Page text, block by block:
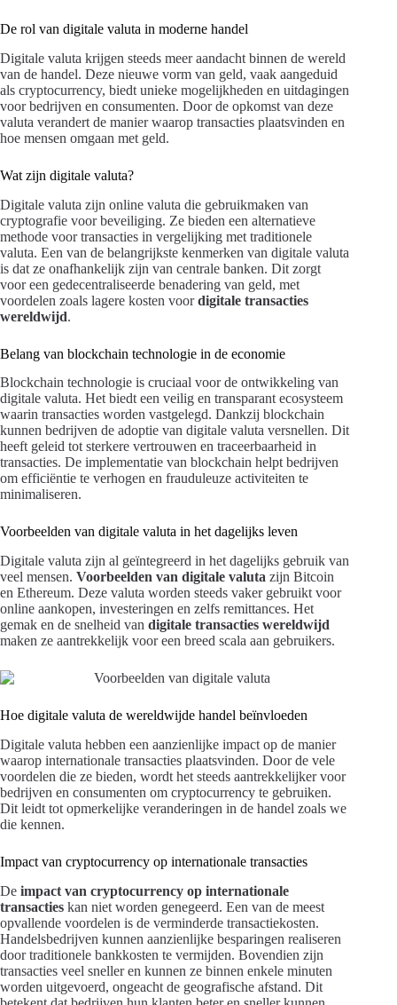
De rol van digitale valuta in moderne handel
Digitale valuta krijgen steeds meer aandacht binnen de wereld
van de handel. Deze nieuwe vorm van geld, vaak aangeduid
als cryptocurrency, biedt unieke mogelijkheden en uitdagingen
voor bedrijven en consumenten. Door de opkomst van deze
valuta verandert de manier waarop transacties plaatsvinden en
hoe mensen omgaan met geld.
Wat zijn digitale valuta?
Digitale valuta zijn online valuta die gebruikmaken van
cryptografie voor beveiliging. Ze bieden een alternatieve
methode voor transacties in vergelijking met traditionele
valuta. Een van de belangrijkste kenmerken van digitale valuta
is dat ze onafhankelijk zijn van centrale banken. Dit zorgt
voor een gedecentraliseerde benadering van geld, met
voordelen zoals lagere kosten voordigitale transacties
wereldwijd.
Belang van blockchain technologie in de economie
Blockchain technologie is cruciaal voor de ontwikkeling van
digitale valuta. Het biedt een veilig en transparant ecosysteem
waarin transacties worden vastgelegd. Dankzij blockchain
kunnen bedrijven de adoptie van digitale valuta versnellen. Dit
heeft geleid tot sterkere vertrouwen en traceerbaarheid in
transacties. De implementatie van blockchain helpt bedrijven
om efficiëntie te verhogen en frauduleuze activiteiten te
minimaliseren.
Voorbeelden van digitale valuta in het dagelijks leven
Digitale valuta zijn al geïntegreerd in het dagelijks gebruik van
veel mensen. Voorbeelden van digitale valuta zijn Bitcoin
en Ethereum. Deze valuta worden steeds vaker gebruikt voor
online aankopen, investeringen en zelfs remittances. Het
gemak en de snelheid van digitale transacties wereldwijd
maken ze aantrekkelijk voor een breed scala aan gebruikers.
Hoe digitale valuta de wereldwijde handel beïnvloeden
Digitale valuta hebben een aanzienlijke impact op de manier
waarop internationale transacties plaatsvinden. Door de vele
voordelen die ze bieden, wordt het steeds aantrekkelijker voor
bedrijven en consumenten om cryptocurrency te gebruiken.
Dit leidt tot opmerkelijke veranderingen in de handel zoals we
die kennen.
Impact van cryptocurrency op internationale transacties
De impact van cryptocurrency op internationale
transacties kan niet worden genegeerd. Een van de meest
opvallende voordelen is de verminderde transactiekosten.
Handelsbedrijven kunnen aanzienlijke besparingen realiseren
door traditionele bankkosten te vermijden. Bovendien zijn
transacties veel sneller en kunnen ze binnen enkele minuten
worden uitgevoerd, ongeacht de geografische afstand. Dit